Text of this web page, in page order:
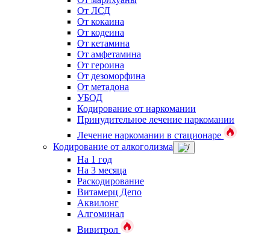
От ЛСД
От кокаина
От кодеина
От кетамина
От амфетамина
От героина
От дезоморфина
От метадона
УБОД
Кодирование от наркомании
Принудительное лечение наркомании
Лечение наркомании в стационаре
Кодирование от алкоголизма
На 1 год
На 3 месяца
Раскодирование
Витамерц Депо
Аквилонг
Алгоминал
Вивитрол